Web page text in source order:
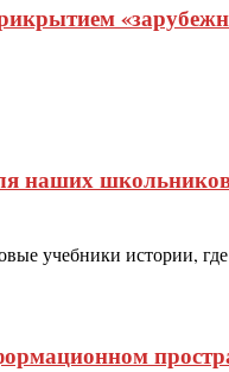
наших
учебники истории,